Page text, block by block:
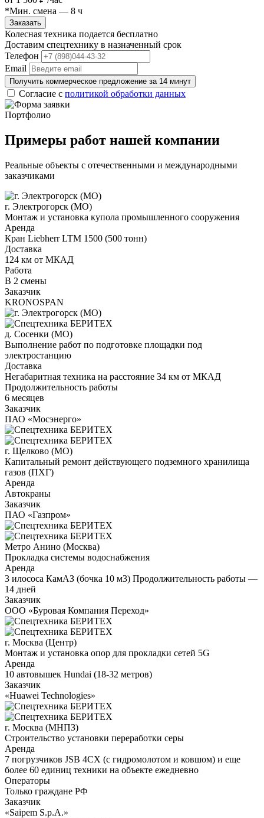
*Мин. смена — 8 ч
Заказать
Колесная техника подается бесплатно
Доставим спецтехнику в назначенный срок
Телефон
Email
Получить коммерческое предложение за 14 минут
Согласие с политикой обработки данных
Портфолио
Примеры работ нашей компании
Реальные объекты с отечественными и международными
заказчиками
г. Электрогорск (МО)
Монтаж и установка купола промышленного сооружения
Аренда
Кран Liebherr LTM 1500 (500 тонн)
Доставка
124 км от МКАД
Работа
В 2 смены
Заказчик
KRONOSPAN
д. Сосенки (МО)
Выполнение работ по подготовке площадки под
электростанцию
Доставка
Негабаритная техника на расстояние 34 км от МКАД
Продолжительность работы
6 месяцев
Заказчик
ПАО «Мосэнерго»
г. Щелково (МО)
Капитальный ремонт действующего подземного хранилища
газов (ПХГ)
Аренда
Автокраны
Заказчик
ПАО «Газпром»
Метро Анино (Москва)
Прокладка системы водоснабжения
Аренда
3 илососа КамАЗ (бочка 10 м3) Продолжительность работы —
14 дней
Заказчик
ООО «Буровая Компания Переход»
г. Москва (Центр)
Монтаж и установка опор для прокладки сетей 5G
Аренда
10 автовышек Hundai (18-32 метров)
Заказчик
«Huawei Technologies»
г. Москва (МНПЗ)
Строительство установки переработки серы
Аренда
7 погрузчиков JSB 4CX (с гидромолотом и ковшом) и еще
более 60 единиц техники на объекте ежедневно
Операторы
Только граждане РФ
Заказчик
«Saipem S.p.A.»